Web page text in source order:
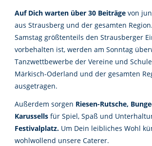
Auf Dich warten über 30 Beiträge von
aus Strausberg und der gesamten
Samstag größtenteils den Strausberger
vorbehalten ist, werden am Sonntag
Tanzwettbewerbe der Vereine und
Märkisch-Oderland und der gesamten
ausgetragen.
Außerdem sorgen Riesen-Rutsche,
Karussells für Spiel, Spaß und
Festivalplatz. Um Dein leibliches Wohl
wohlwollend unsere Caterer.